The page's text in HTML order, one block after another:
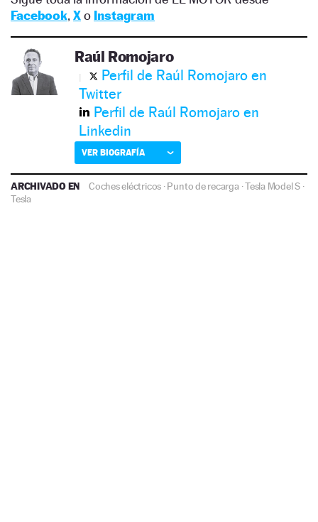
Facebook, Xo Instagram
Raúl Romojaro
Perfil de Raúl Romojaro en
Twitter
Perfil de Raúl Romojaro en
Linkedin
VER BIOGRAFÍA
ARCHIVADO EN Coches eléctricos ·Punto de recarga·Tesla Model S ·
Tesla